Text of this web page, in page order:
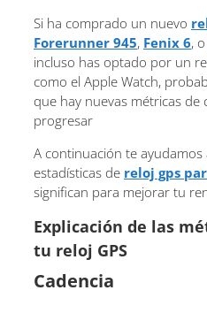
Si ha comprado un nuevo
Forerunner 945, Fenix ​​6, o
incluso has optado por un
como el Apple Watch,
que hay nuevas métricas de
progresar
A continuación te
estadísticas de reloj gps
significan para mejorar tu
Explicación de las
tu reloj GPS
Cadencia